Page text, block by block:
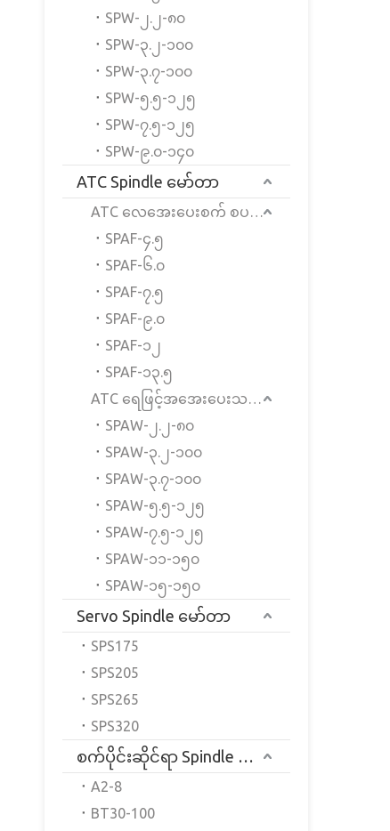
SPW-၂.၂-၈၀
SPW-၃.၂-၁၀၀
SPW-၃.၇-၁၀၀
SPW-၅.၅-၁၂၅
SPW-၇.၅-၁၂၅
SPW-၉.၀-၁၄၀
ATC Spindle မော်တာ
ATC လေအေးပေးစက် စပင်ဒယ်လ် မော်တာ
SPAF-၄.၅
SPAF-၆.၀
SPAF-၇.၅
SPAF-၉.၀
SPAF-၁၂
SPAF-၁၃.၅
ATC ရေဖြင့်အအေးပေးသည့် စပင်းဒဲလ်မော်တာ
SPAW-၂.၂-၈၀
SPAW-၃.၂-၁၀၀
SPAW-၃.၇-၁၀၀
SPAW-၅.၅-၁၂၅
SPAW-၇.၅-၁၂၅
SPAW-၁၁-၁၅၀
SPAW-၁၅-၁၅၀
Servo Spindle မော်တာ
SPS175
SPS205
SPS265
SPS320
စက်ပိုင်းဆိုင်ရာ Spindle မော်တာ
A2-8
BT30-100